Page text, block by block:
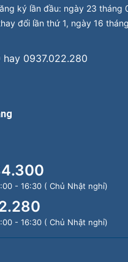
ký lần đầu: ngày 23 tháng
đổi lần thứ 1, ngày 16
0937.022.280
- 16:30 ( Chủ Nhật nghỉ)
- 16:30 ( Chủ Nhật nghỉ)